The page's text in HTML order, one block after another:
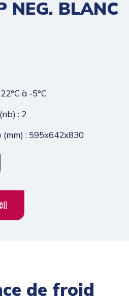
NEG. BLANC
à -5°C
: 2
(mm) : 595x642x830
de froid